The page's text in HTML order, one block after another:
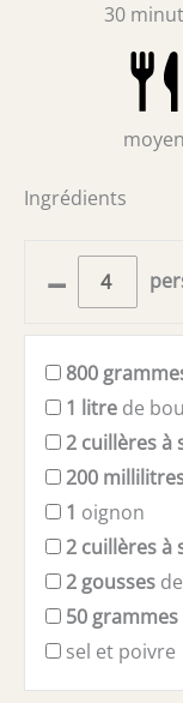
30
moyen
Ingrédients
–
800
1 litre de
2 cuillères à
200
1 oignon
2 cuillères à
2 gousses
50 grammes
sel et poivre